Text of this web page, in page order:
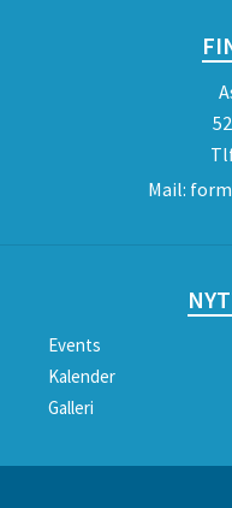
Mail:
Events
Kalender
Galleri